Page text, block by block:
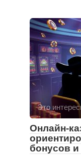
Это
Онлайн-
бонусов